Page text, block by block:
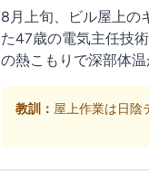
8月上旬、ビル屋上の
た47歳の電気主任技
の熱こもりで深部体
教訓： 屋上作業は日陰